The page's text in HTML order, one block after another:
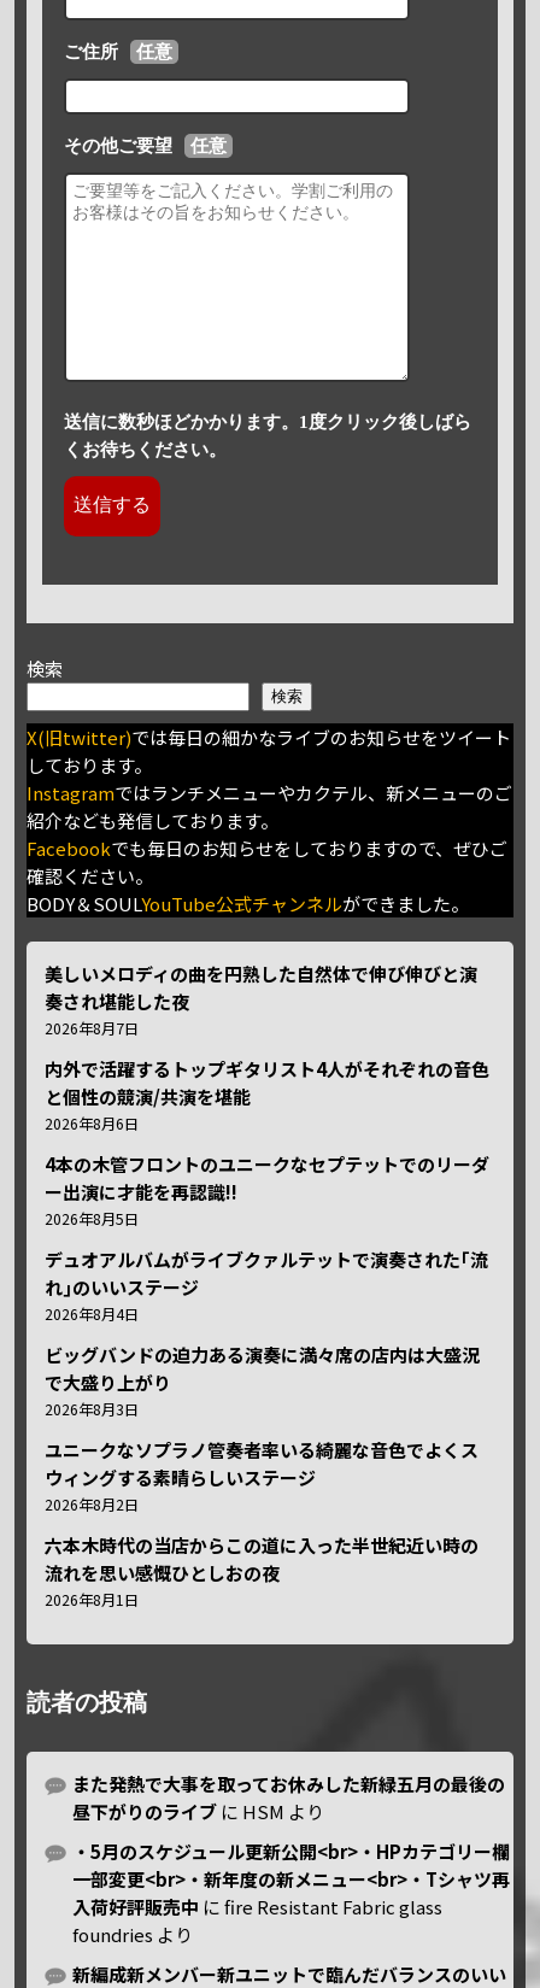
ご住所 任意
その他ご要望 任意
送信に数秒ほどかかります。1度クリック後しばら
くお待ちください。
検索
検索
X(旧twitter)では毎日の細かなライブのお知らせをツイート
しております。
Instagramではランチメニューやカクテル、新メニューのご
紹介なども発信しております。
Facebookでも毎日のお知らせをしておりますので、ぜひご
確認ください。
BODY＆SOULYouTube公式チャンネルができました。
美しいメロディの曲を円熟した自然体で伸び伸びと演
奏され堪能した夜
2026年8月7日
内外で活躍するトップギタリスト4人がそれぞれの音色
と個性の競演/共演を堪能
2026年8月6日
4本の木管フロントのユニークなセプテットでのリーダ
ー出演に才能を再認識!!
2026年8月5日
デュオアルバムがライブクァルテットで演奏された｢流
れ｣のいいステージ
2026年8月4日
ビッグバンドの迫力ある演奏に満々席の店内は大盛況
で大盛り上がり
2026年8月3日
ユニークなソプラノ管奏者率いる綺麗な音色でよくス
ウィングする素晴らしいステージ
2026年8月2日
六本木時代の当店からこの道に入った半世紀近い時の
流れを思い感慨ひとしおの夜
2026年8月1日
読者の投稿
また発熱で大事を取ってお休みした新緑五月の最後の
昼下がりのライブ に HSM より
・5月のスケジュール更新公開<br>・HPカテゴリー欄
一部変更<br>・新年度の新メニュー<br>・Tシャツ再
入荷好評販売中 にfire Resistant Fabric glass
foundries より
新編成新メンバー新ユニットで臨んだバランスのいい